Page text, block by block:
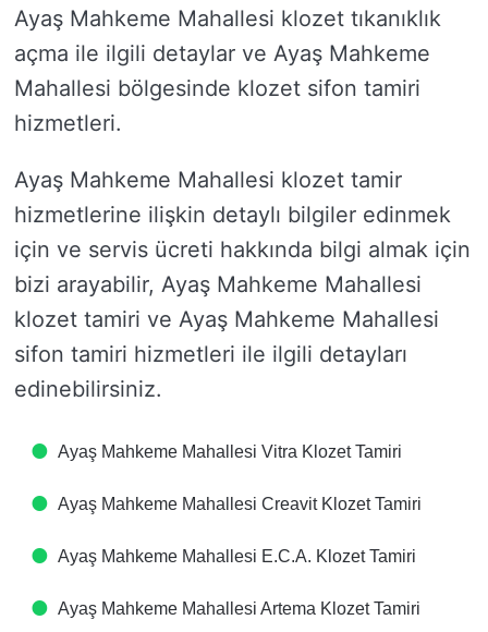
Ayaş Mahkeme Mahallesi klozet tıkanıklık
açma ile ilgili detaylar ve Ayaş Mahkeme
Mahallesi bölgesinde klozet sifon tamiri
hizmetleri.
Ayaş Mahkeme Mahallesi klozet tamir
hizmetlerine ilişkin detaylı bilgiler edinmek
için ve servis ücreti hakkında bilgi almak için
bizi arayabilir, Ayaş Mahkeme Mahallesi
klozet tamiri ve Ayaş Mahkeme Mahallesi
sifon tamiri hizmetleri ile ilgili detayları
edinebilirsiniz.
Ayaş Mahkeme Mahallesi Vitra Klozet Tamiri
Ayaş Mahkeme Mahallesi Creavit Klozet Tamiri
Ayaş Mahkeme Mahallesi E.C.A. Klozet Tamiri
Ayaş Mahkeme Mahallesi Artema Klozet Tamiri